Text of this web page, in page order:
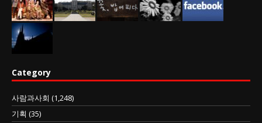
Category
사람과사회 (1,248)
기획 (35)